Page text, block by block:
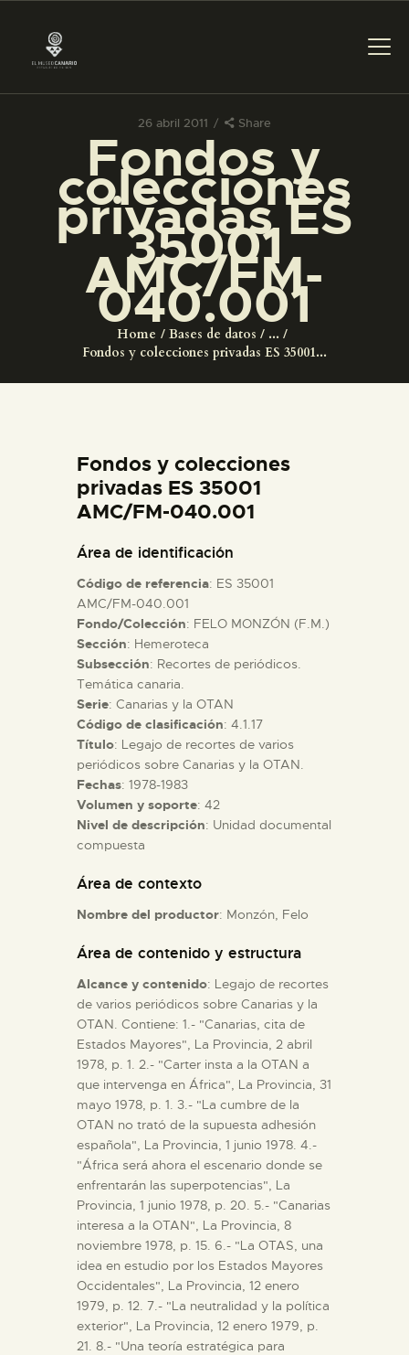
26 abril 2011 Share
Fondos y
colecciones
privadas ES
35001
AMC/FM-
040.001
Home Bases de datos
...
Fondos y colecciones privadas ES 35001...
PREPARAR LA VISITA
ACTIVIDADES
█
EL MUSEO
ESPAÑOL
ACTIVIDADES
█
EL MUSEO
COLECCIONES
DIDÁCTICA
Fondos y colecciones
privadas ES 35001
AMC/FM-040.001
Área de identificación
Código de referencia: ES 35001
AMC/FM-040.001
Fondo/Colección: FELO MONZÓN (F.M.)
Sección: Hemeroteca
Subsección: Recortes de periódicos.
Temática canaria.
Serie: Canarias y la OTAN
Código de clasificación: 4.1.17
Título: Legajo de recortes de varios
periódicos sobre Canarias y la OTAN.
Fechas: 1978-1983
Volumen y soporte: 42
Nivel de descripción: Unidad documental
compuesta
Área de contexto
Nombre del productor: Monzón, Felo
Área de contenido y estructura
Alcance y contenido: Legajo de recortes
de varios periódicos sobre Canarias y la
OTAN. Contiene: 1.- "Canarias, cita de
Estados Mayores", La Provincia, 2 abril
1978, p. 1. 2.- "Carter insta a la OTAN a
que intervenga en África", La Provincia, 31
mayo 1978, p. 1. 3.- "La cumbre de la
OTAN no trató de la supuesta adhesión
española", La Provincia, 1 junio 1978. 4.-
"África será ahora el escenario donde se
enfrentarán las superpotencias", La
Provincia, 1 junio 1978, p. 20. 5.- "Canarias
interesa a la OTAN", La Provincia, 8
noviembre 1978, p. 15. 6.- "La OTAS, una
idea en estudio por los Estados Mayores
Occidentales", La Provincia, 12 enero
1979, p. 12. 7.- "La neutralidad y la política
exterior", La Provincia, 12 enero 1979, p.
21. 8.- "Una teoría estratégica para